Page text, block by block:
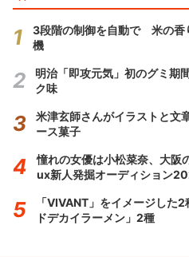
3段階の制御を自動で 米の香
機
明治「即攻元気」初のグミ
ク味
米津玄師さんがイラストと文
ース菓子
憧れの女優は小松菜奈、大
ux新人発掘オーディション
「VIVANT」をイメージし
ドデカイラーメン」2種